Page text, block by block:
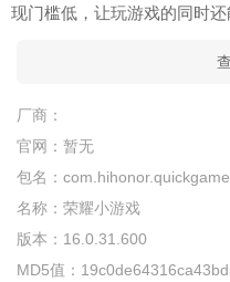
现门槛低，让玩游戏的同时还
厂商：
官网： 暂无
包名： com.hihonor.quickgame
名称： 荣耀小游戏
版本： 16.0.31.600
MD5值：